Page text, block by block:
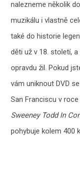
nalezneme několik
muzikálu i vlastně
také do historie
děti už v 18. století,
opravdu žil. Pokud
vám uniknout DVD
San Franciscu v
Sweeney Todd In
pohybuje kolem 400